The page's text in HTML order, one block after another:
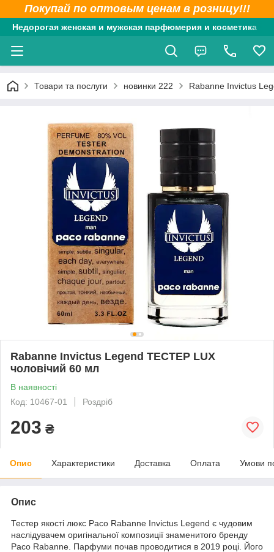
Покупай по оптовым ценам в розницу!!!
Недорогая женская и мужская парфюмерия и косметика
Товари та послуги новинки 222 Rabanne Invictus
Rabanne Invictus Legend ТЕСТЕР LUX
чоловічий 60 мл
В наявності
Код: 10467-01
Роздріб
203 ₴
Опис Характеристики Доставка Оплата Умови
Опис
Тестер якості люкс Paco Rabanne Invictus Legend є чудовим
наслідувачем оригінальної композиції знаменитого бренду
Paco Rabanne. Парфуми почав проводитися в 2019 році. Його